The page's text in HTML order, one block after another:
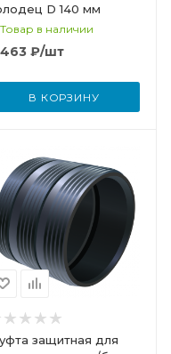
D 140 мм
Товар в наличии
463₽/шт
В КОРЗИНУ
защитная для